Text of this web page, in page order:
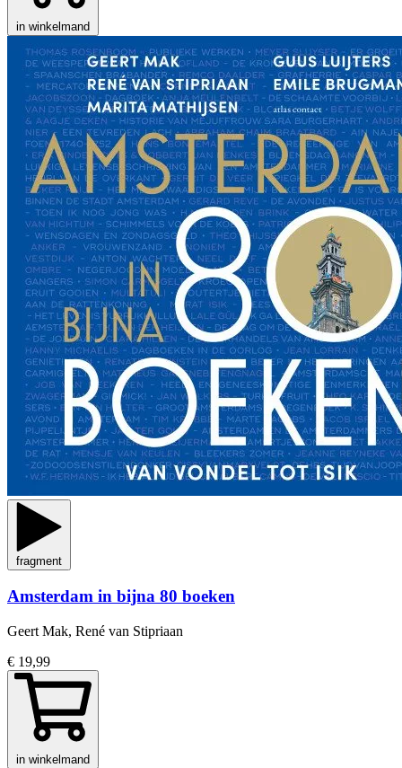
in winkelmand
fragment
Amsterdam in bijna 80 boeken
Geert Mak, René van Stipriaan
€ 19,99
in winkelmand